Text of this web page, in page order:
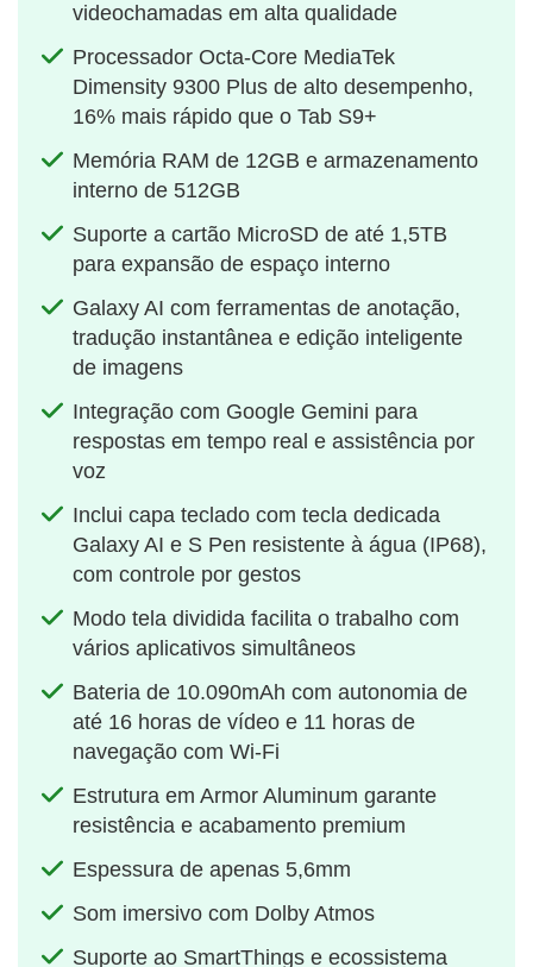
videochamadas em alta qualidade
Processador Octa-Core MediaTek
Dimensity 9300 Plus de alto desempenho,
16% mais rápido que o Tab S9+
Memória RAM de 12GB e armazenamento
interno de 512GB
Suporte a cartão MicroSD de até 1,5TB
para expansão de espaço interno
Galaxy AI com ferramentas de anotação,
tradução instantânea e edição inteligente
de imagens
Integração com Google Gemini para
respostas em tempo real e assistência por
voz
Inclui capa teclado com tecla dedicada
Galaxy AI e S Pen resistente à água (IP68),
com controle por gestos
Modo tela dividida facilita o trabalho com
vários aplicativos simultâneos
Bateria de 10.090mAh com autonomia de
até 16 horas de vídeo e 11 horas de
navegação com Wi-Fi
Estrutura em Armor Aluminum garante
resistência e acabamento premium
Espessura de apenas 5,6mm
Som imersivo com Dolby Atmos
Suporte ao SmartThings e ecossistema